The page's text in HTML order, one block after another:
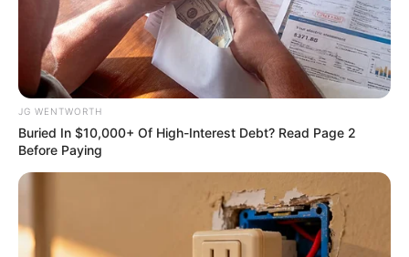
NEUROMIND PRO
JG WENTWORTH
Buried In $10,000+ Of High-Interest Debt? Read Page 2
Before Paying